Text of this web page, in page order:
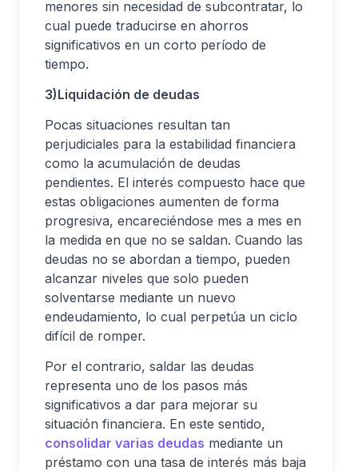
menores sin necesidad de subcontratar, lo
cual puede traducirse en ahorros
significativos en un corto período de
tiempo.
3)Liquidación de deudas
Pocas situaciones resultan tan
perjudiciales para la estabilidad financiera
como la acumulación de deudas
pendientes. El interés compuesto hace que
estas obligaciones aumenten de forma
progresiva, encareciéndose mes a mes en
la medida en que no se saldan. Cuando las
deudas no se abordan a tiempo, pueden
alcanzar niveles que solo pueden
solventarse mediante un nuevo
endeudamiento, lo cual perpetúa un ciclo
difícil de romper.
Por el contrario, saldar las deudas
representa uno de los pasos más
significativos a dar para mejorar su
situación financiera. En este sentido,
consolidar varias deudas mediante un
préstamo con una tasa de interés más baja